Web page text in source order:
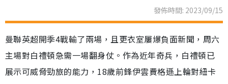
發佈時間: 2023/09/15
曼聯英超開季4戰輸了兩場，且更衣室屢爆負面新聞，周六
主場對白禮頓急需一場翻身仗。作為近年奇兵，白禮頓已
展示可威脅勁旅的能力，18歲前鋒伊雲費格遜上輪對紐卡